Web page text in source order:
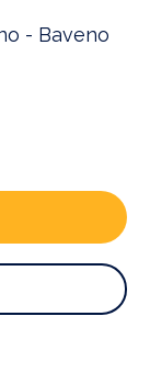
- Baveno